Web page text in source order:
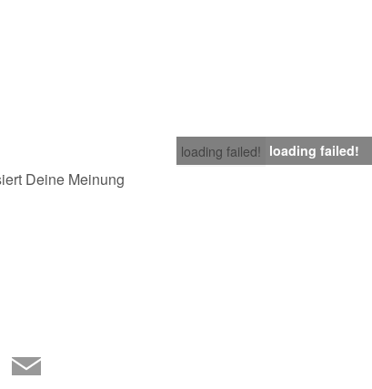
loading failed! loading failed!
Deine Meinung